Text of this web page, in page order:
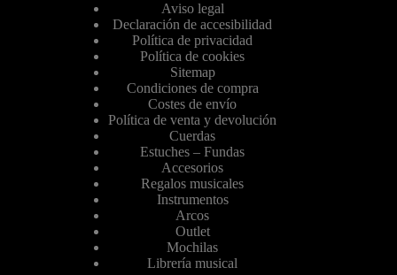
Aviso legal
Declaración de accesibilidad
Política de privacidad
Política de cookies
Sitemap
Condiciones de compra
Costes de envío
Política de venta y devolución
Cuerdas
Estuches – Fundas
Accesorios
Regalos musicales
Instrumentos
Arcos
Outlet
Mochilas
Librería musical